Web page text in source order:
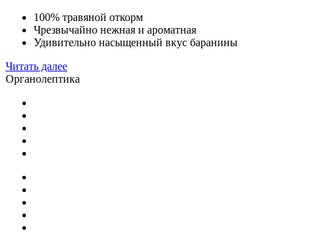
100% травяной откорм
Чрезвычайно нежная и ароматная
Удивительно насыщенный вкус баранины
Читать далее
Органолептика